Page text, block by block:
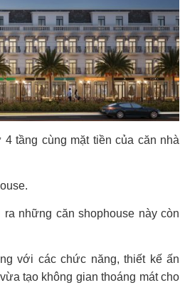
4 tầng cùng mặt tiền của căn nhà
những căn shophouse này còn
với các chức năng, thiết kế ấn
tạo không gian thoáng mát cho